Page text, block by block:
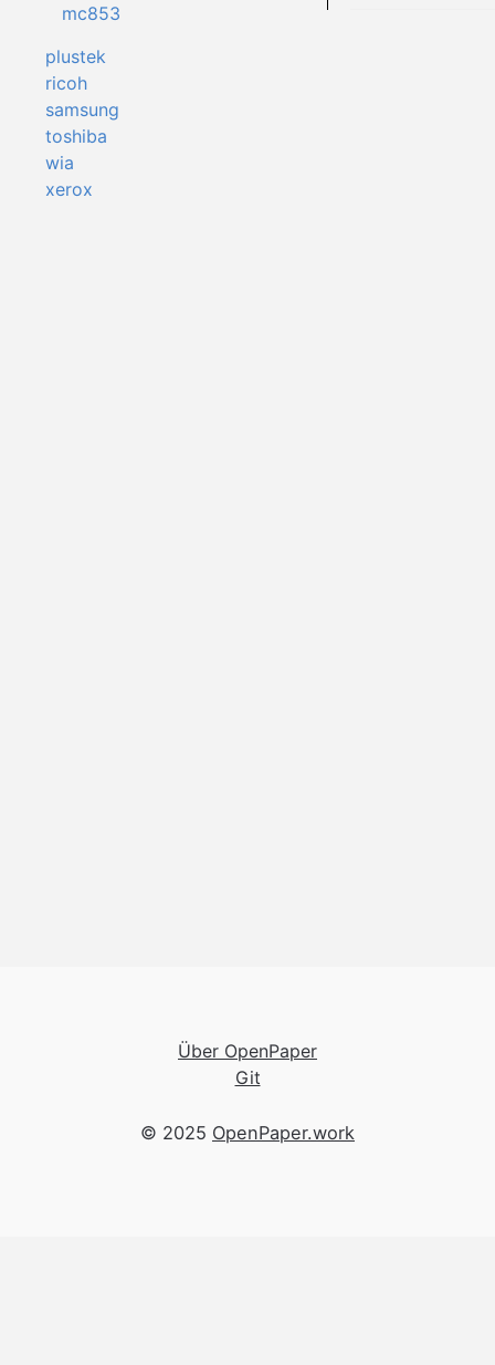
mc853
plustek
ricoh
samsung
toshiba
wia
xerox
Über OpenPaper
Git
© 2025 OpenPaper.work